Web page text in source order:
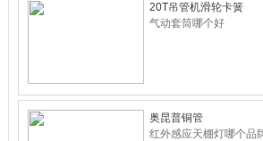
20T吊管机滑轮卡簧
气动套筒哪个好
奥昆普铜管
红外感应天棚灯哪个品